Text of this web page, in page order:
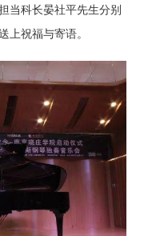
当科长晏社平先生分别
上祝福与寄语。